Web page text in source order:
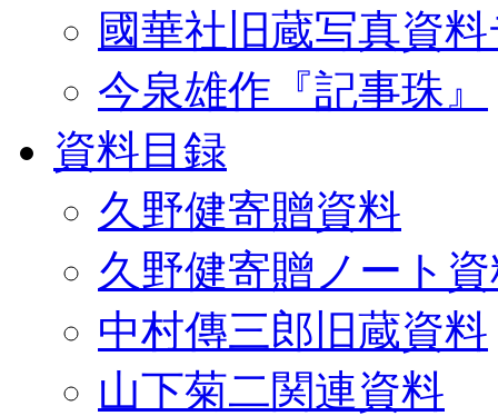
國華社旧蔵写真資
今泉雄作『記事珠』
資料目録
久野健寄贈資料
久野健寄贈ノート
中村傳三郎旧蔵資料
山下菊二関連資料